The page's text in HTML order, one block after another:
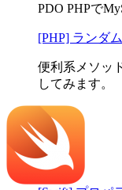
PDO PHPで
[PHP] ランダ
便利系メソッ
してみます。